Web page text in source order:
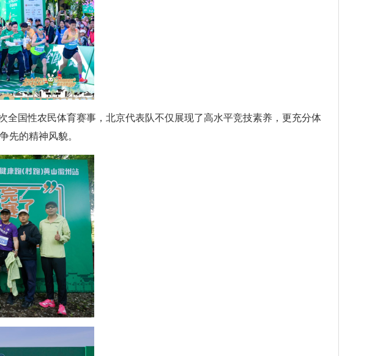
国性农民体育赛事，北京代表队不仅展现了高水平竞技素养，更充分体
先的精神风貌。